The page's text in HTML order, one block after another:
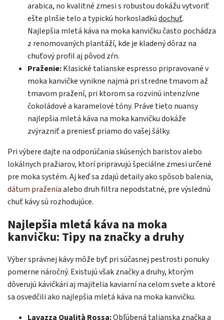
arabica, no kvalitné zmesi s robustou dokážu vytvoriť
ešte plnšie telo a typickú horkosladkúdochuť.
Najlepšia mletá káva na moka kanvičku často pochádza
z renomovaných plantáží, kde je kladený dôraz na
chuťový profil aj pôvod zŕn.
Praženie:Klasické talianske espresso pripravované v
moka kanvičke vynikne najmä pri stredne tmavom až
tmavom pražení, pri ktorom sa rozvinú intenzívne
čokoládové a karamelové tóny. Práve tieto nuansy
najlepšia mletá káva na moka kanvičku dokáže
zvýrazniť a preniesť priamo do vašej šálky.
Pri výbere dajte na odporúčania skúsených baristov alebo
lokálnych pražiarov, ktorí pripravujú špeciálne zmesi určené
pre moka systém. Aj keď sa zdajú detaily ako spôsob balenia,
dátum praženiaalebo druh filtra nepodstatné, pre výslednú
chuť kávy sú rozhodujúce.
Najlepšia mletá káva na moka
kanvičku: Tipy na značky a druhy
Výber správnej kávy môže byť pri súčasnej pestrosti ponuky
pomerne náročný. Existujú však značky a druhy, ktorým
dôverujú kávičkári aj majitelia kaviarní na celom svete a ktoré
sa osvedčili ako najlepšia mletá káva na moka kanvičku.
Lavazza Qualità Rossa:Obľúbená talianska značka a